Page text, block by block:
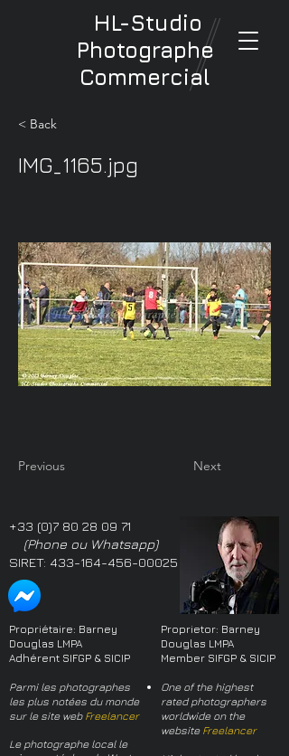
HL-Studio
Photographe
Commercial
< Back
IMG_1165.jpg
Previous Next
+33 (0)7 80 28 09 71
(Phone ou Whatsapp)
SIRET: 433-164-456-00025
Propriétaire: Barney
Douglas LMPA
Adhérent SIFGP & SICIP
Parmi les photographes
les plus notées du monde
sur le site web Freelancer
Le photographe local le
Proprietor: Barney
Douglas LMPA
Member SIFGP & SICIP
One of the highest
rated photographers
worldwide on the
website Freelancer